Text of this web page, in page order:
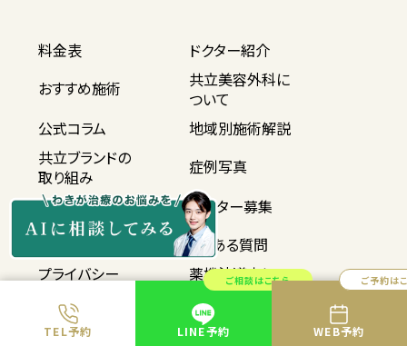
TEL予約
ご相談はこちら
LINE予約
ご予約は
WEB予約
料金表
ドクター紹介
おすすめ施術
共立美容外科に
ついて
公式コラム
地域別施術解説
共立ブランドの
取り組み
症例写真
施術の流れ
モニター募集
よくある質問
プライバシー
薬機法遵守に
ついて
サイトマップ
採用情報